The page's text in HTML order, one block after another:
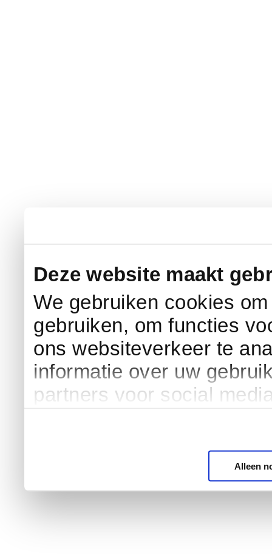
Deze website maakt
We gebruiken cookies
gebruiken, om functies
ons websiteverkeer te
informatie over uw
partners voor social
Alleen